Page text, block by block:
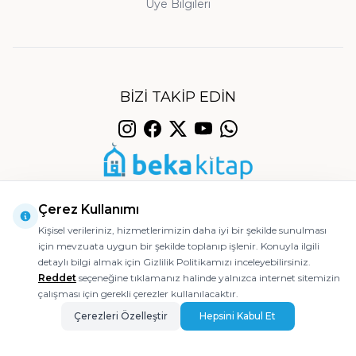
Orijinal Baskı ve Temin:Sitemizdeki bütün
bulamazsanız, müşteri hizmetlerimize iletmeniz
Güvenli Ödeme ve Hızlı Kargo:
geç bir iş günü içinde kargoya teslim edilir;
altındadır.
Müşteri Memnuniyeti:Teslim aldığınız üründe
herhangi bir sorun yaşamanız halinde 14 gün
içinde koşulsuz iade hakkınız saklıdır; özenli
paketleme ile sorunsuz bir alışveriş deneyimi
Üye Bilgileri
© 2026 Beka Kitap
BIZI TAKIP EDIN
Ajanstek E-Ticaret Danışmanlığı Tarafından Yapılmıştır.
Çerez Kullanımı
Kişisel verileriniz, hizmetlerimizin daha iyi bir şekilde sunulması
için mevzuata uygun bir şekilde toplanıp işlenir. Konuyla ilgili
detaylı bilgi almak için Gizlilik Politikamızı inceleyebilirsiniz.
Reddet seçeneğine tıklamanız halinde yalnızca internet sitemizin
çalışması için gerekli çerezler kullanılacaktır.
Çerezleri Özelleştir
Hepsini Kabul Et